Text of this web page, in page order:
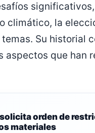
climático, la
Su historial
aspectos que han
orden de
materiales